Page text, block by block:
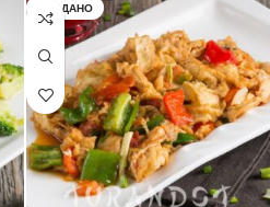
ПРОДАНО